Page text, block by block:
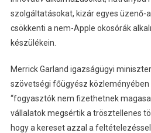
szolgáltatásokat, kizár egyes üzenő-
csökkenti a nem-Apple okosórák
készülékein.
Merrick Garland igazságügyi
szövetségi főügyész
“fogyasztók nem fizethetnek
vállalatok megsértik a trösztellenes
hogy a kereset azzal a